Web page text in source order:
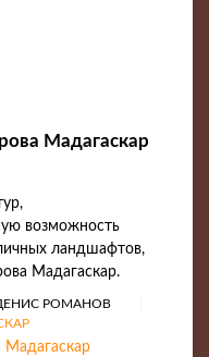
Мадагаскар
возможность
ландшафтов,
Мадагаскар.
РОМАНОВ
Мадагаскар